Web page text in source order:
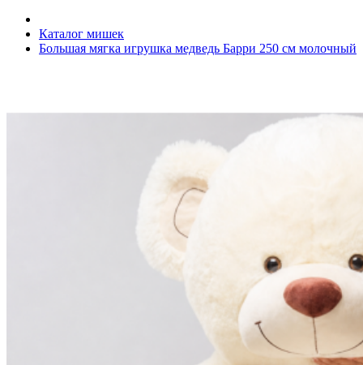
Каталог мишек
Большая мягка игрушка медведь Барри 250 см молочный